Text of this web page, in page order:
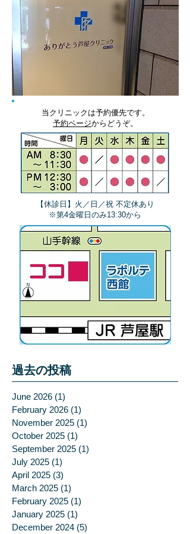
当クリニックは予約優先です。
予約ページからどうぞ。
【休診日】火／日／祝 不定休あり
​※第4金曜日のみ13:30から
過去の投稿
June 2026 (1)1 post
February 2026 (1)
November 2025 (1)1 post
October 2025
September 2025
July 2025 (1)1 post
April 2025 (3)3 posts
March 2025 (1)1 post
February 2025 (1)1 post